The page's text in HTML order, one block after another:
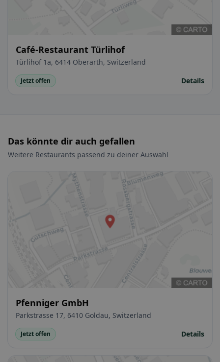
Café-Restaurant Türlihof
Türlihof 1a, 6414 Oberarth, Switzerland
Jetzt offen Details
Das könnte dir auch gefallen
Weitere Restaurants passend zu deiner Auswahl
Pfenniger GmbH
Parkstrasse 17, 6410 Goldau, Switzerland
Jetzt offen Details